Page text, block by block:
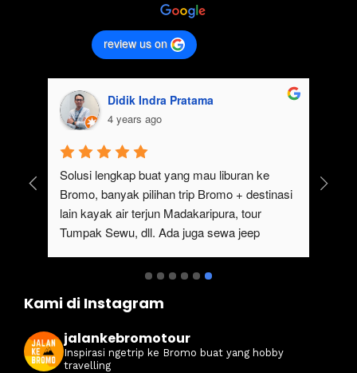
review us on
Didik Indra Pratama
4 years ago
Solusi lengkap buat yang mau liburan ke
Bromo, banyak pilihan trip Bromo + destinasi
lain kayak air terjun Madakaripura, tour
Tumpak Sewu, dll. Ada juga sewa jeep
Kami di Instagram
jalankebromotour
Inspirasi ngetrip ke Bromo buat yang hobby
travelling